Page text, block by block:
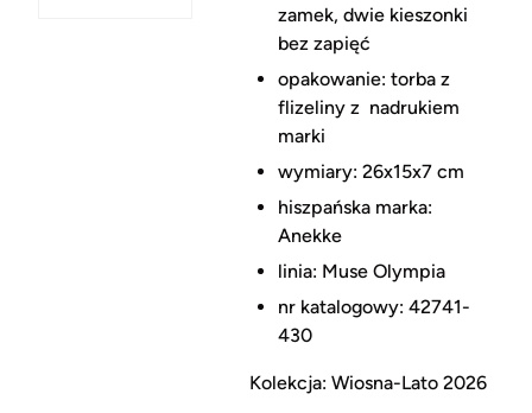
zamek, dwie kieszonki
bez zapięć
opakowanie: torba z
flizeliny z nadrukiem
marki
wymiary: 26x15x7 cm
hiszpańska marka:
Anekke
linia: Muse Olympia
nr katalogowy: 42741-
430
Kolekcja: Wiosna-Lato 2026